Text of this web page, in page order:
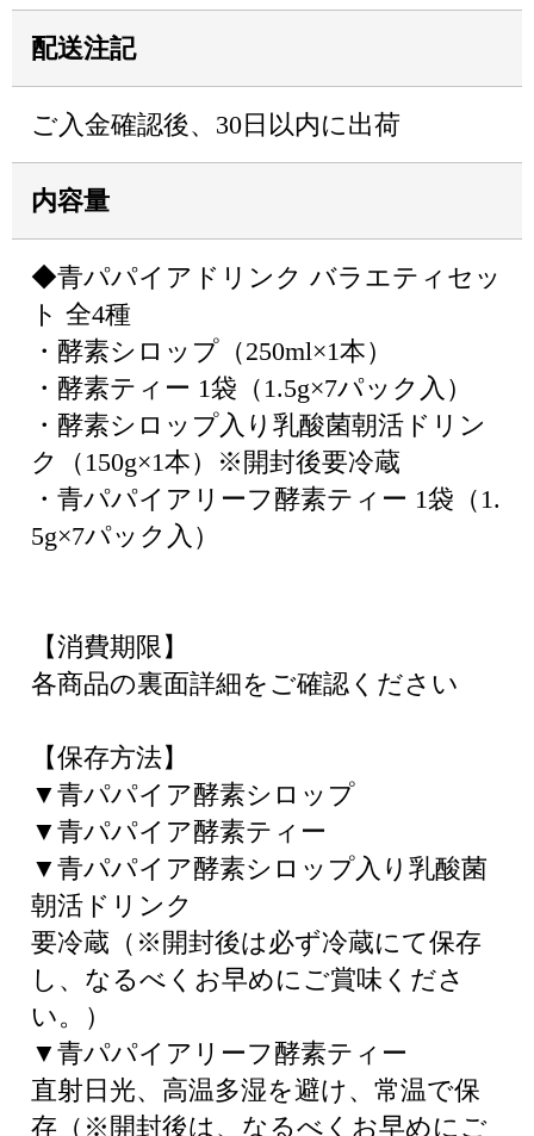
配送注記
ご入金確認後、30日以内に出荷
内容量
◆青パパイアドリンク バラエティセッ
ト 全4種
・酵素シロップ（250ml×1本）
・酵素ティー 1袋（1.5g×7パック入）
・酵素シロップ入り乳酸菌朝活ドリン
ク（150g×1本）※開封後要冷蔵
・青パパイアリーフ酵素ティー 1袋（1.
5g×7パック入）
【消費期限】
各商品の裏面詳細をご確認ください
【保存方法】
▼青パパイア酵素シロップ
▼青パパイア酵素ティー
▼青パパイア酵素シロップ入り乳酸菌
朝活ドリンク
要冷蔵（※開封後は必ず冷蔵にて保存
し、なるべくお早めにご賞味くださ
い。）
▼青パパイアリーフ酵素ティー
直射日光、高温多湿を避け、常温で保
存（※開封後は、なるべくお早めにご